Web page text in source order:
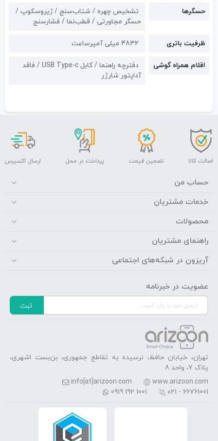
حسگرها
تشخیص چهره / شتاب‌سنج / ژیروسکوپ /
حسگر مجاورتی / قطب‌نما / فشارسنج
ظرفیت باتری 4832 میلی آمپرساعت
اقلام همراه گوشی
دفترچه راهنما / کابل USB Type-c / فاقد
آداپتور شارژر
اصالت کالا تضمین قیمت پرداخت در محل ارسال اکسپرس
حساب من
خدمات مشتریان
محصولات
راهنمای مشتریان
آریزون در شبکه‌های اجتماعی
عضویت در خبرنامه
ثبت
تهران، خیابان حافظ، نرسیده به تقاطع جمهوری، بن‌بست اشهری،
پلاک 7، واحد 8
www.arizoon.com
info[at]arizoon.com
۰۲۱ - 66761001
0919 192 1001